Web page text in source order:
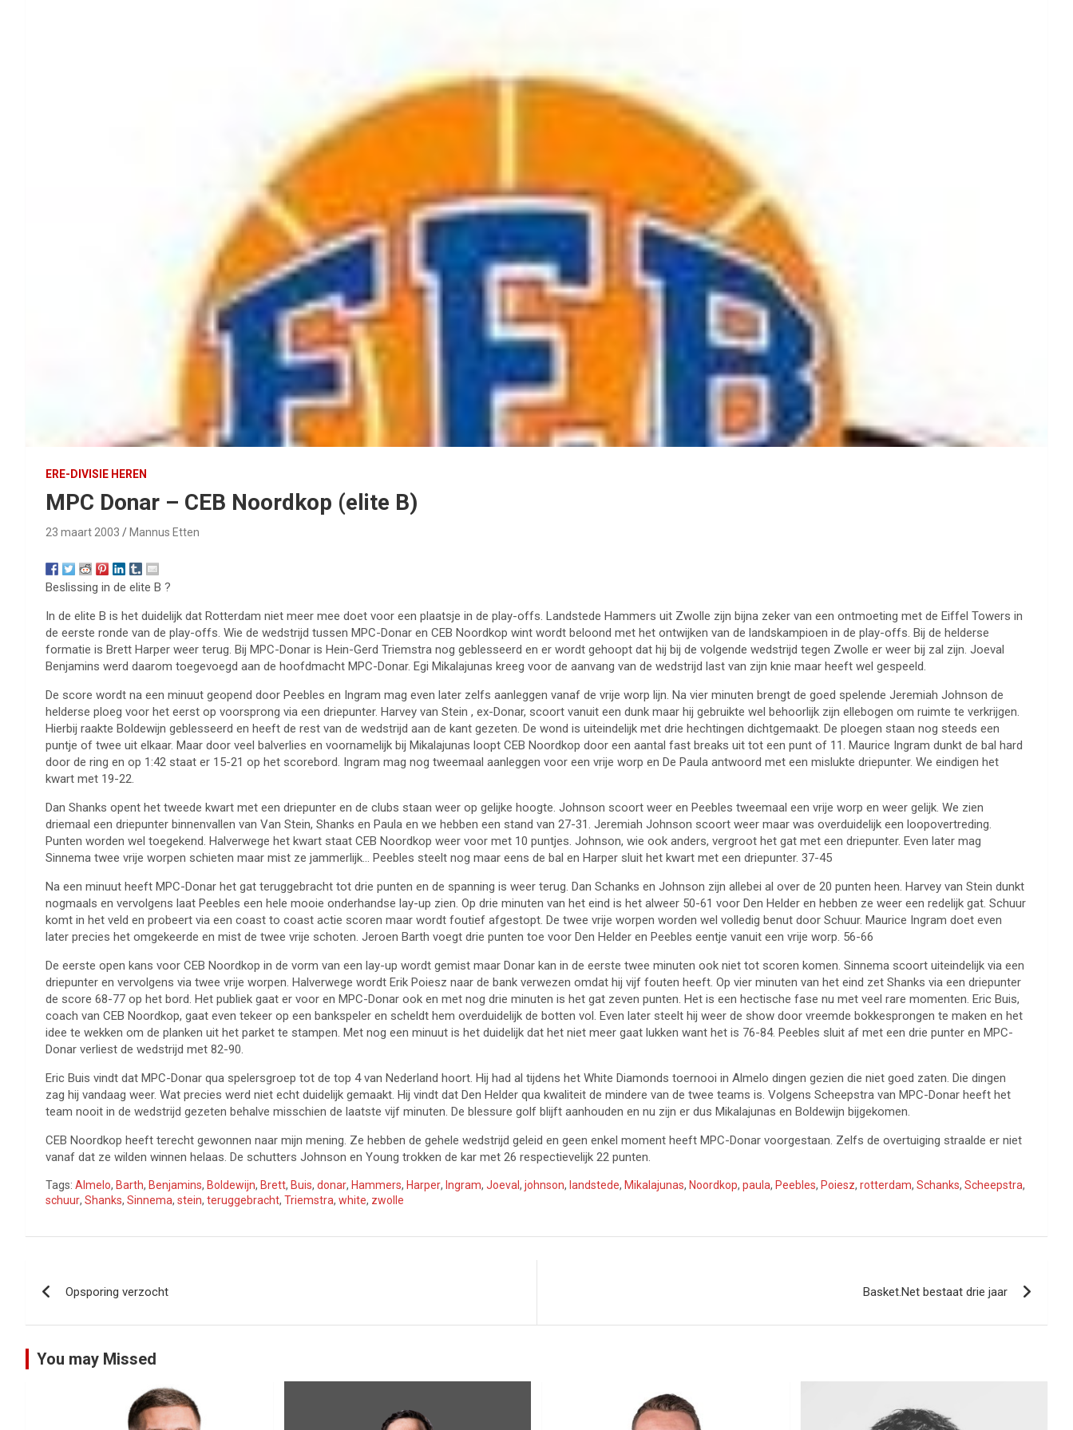
ERE-DIVISIE HEREN
MPC Donar – CEB Noordkop (elite B)
23 maart 2003 Mannus Etten
Beslissing in de elite B ?
In de elite B is het duidelijk dat Rotterdam niet meer mee doet voor een plaatsje in de play-offs. Landstede Hammers uit Zwolle zijn bijna zeker van een ontmoeting met de Eiffel Towers in
de eerste ronde van de play-offs. Wie de wedstrijd tussen MPC-Donar en CEB Noordkop wint wordt beloond met het ontwijken van de landskampioen in de play-offs. Bij de helderse
formatie is Brett Harper weer terug. Bij MPC-Donar is Hein-Gerd Triemstra nog geblesseerd en er wordt gehoopt dat hij bij de volgende wedstrijd tegen Zwolle er weer bij zal zijn. Joeval
Benjamins werd daarom toegevoegd aan de hoofdmacht MPC-Donar. Egi Mikalajunas kreeg voor de aanvang van de wedstrijd last van zijn knie maar heeft wel gespeeld.
De score wordt na een minuut geopend door Peebles en Ingram mag even later zelfs aanleggen vanaf de vrije worp lijn. Na vier minuten brengt de goed spelende Jeremiah Johnson de
helderse ploeg voor het eerst op voorsprong via een driepunter. Harvey van Stein , ex-Donar, scoort vanuit een dunk maar hij gebruikte wel behoorlijk zijn ellebogen om ruimte te verkrijgen.
Hierbij raakte Boldewijn geblesseerd en heeft de rest van de wedstrijd aan de kant gezeten. De wond is uiteindelijk met drie hechtingen dichtgemaakt. De ploegen staan nog steeds een
puntje of twee uit elkaar. Maar door veel balverlies en voornamelijk bij Mikalajunas loopt CEB Noordkop door een aantal fast breaks uit tot een punt of 11. Maurice Ingram dunkt de bal hard
door de ring en op 1:42 staat er 15-21 op het scorebord. Ingram mag nog tweemaal aanleggen voor een vrije worp en De Paula antwoord met een mislukte driepunter. We eindigen het
kwart met 19-22.
Dan Shanks opent het tweede kwart met een driepunter en de clubs staan weer op gelijke hoogte. Johnson scoort weer en Peebles tweemaal een vrije worp en weer gelijk. We zien
driemaal een driepunter binnenvallen van Van Stein, Shanks en Paula en we hebben een stand van 27-31. Jeremiah Johnson scoort weer maar was overduidelijk een loopovertreding.
Punten worden wel toegekend. Halverwege het kwart staat CEB Noordkop weer voor met 10 puntjes. Johnson, wie ook anders, vergroot het gat met een driepunter. Even later mag
Sinnema twee vrije worpen schieten maar mist ze jammerlijk… Peebles steelt nog maar eens de bal en Harper sluit het kwart met een driepunter. 37-45
Na een minuut heeft MPC-Donar het gat teruggebracht tot drie punten en de spanning is weer terug. Dan Schanks en Johnson zijn allebei al over de 20 punten heen. Harvey van Stein dunkt
nogmaals en vervolgens laat Peebles een hele mooie onderhandse lay-up zien. Op drie minuten van het eind is het alweer 50-61 voor Den Helder en hebben ze weer een redelijk gat. Schuur
komt in het veld en probeert via een coast to coast actie scoren maar wordt foutief afgestopt. De twee vrije worpen worden wel volledig benut door Schuur. Maurice Ingram doet even
later precies het omgekeerde en mist de twee vrije schoten. Jeroen Barth voegt drie punten toe voor Den Helder en Peebles eentje vanuit een vrije worp. 56-66
De eerste open kans voor CEB Noordkop in de vorm van een lay-up wordt gemist maar Donar kan in de eerste twee minuten ook niet tot scoren komen. Sinnema scoort uiteindelijk via een
driepunter en vervolgens via twee vrije worpen. Halverwege wordt Erik Poiesz naar de bank verwezen omdat hij vijf fouten heeft. Op vier minuten van het eind zet Shanks via een driepunter
de score 68-77 op het bord. Het publiek gaat er voor en MPC-Donar ook en met nog drie minuten is het gat zeven punten. Het is een hectische fase nu met veel rare momenten. Eric Buis,
coach van CEB Noordkop, gaat even tekeer op een bankspeler en scheldt hem overduidelijk de botten vol. Even later steelt hij weer de show door vreemde bokkesprongen te maken en het
idee te wekken om de planken uit het parket te stampen. Met nog een minuut is het duidelijk dat het niet meer gaat lukken want het is 76-84. Peebles sluit af met een drie punter en MPC-
Donar verliest de wedstrijd met 82-90.
Eric Buis vindt dat MPC-Donar qua spelersgroep tot de top 4 van Nederland hoort. Hij had al tijdens het White Diamonds toernooi in Almelo dingen gezien die niet goed zaten. Die dingen
zag hij vandaag weer. Wat precies werd niet echt duidelijk gemaakt. Hij vindt dat Den Helder qua kwaliteit de mindere van de twee teams is. Volgens Scheepstra van MPC-Donar heeft het
team nooit in de wedstrijd gezeten behalve misschien de laatste vijf minuten. De blessure golf blijft aanhouden en nu zijn er dus Mikalajunas en Boldewijn bijgekomen.
CEB Noordkop heeft terecht gewonnen naar mijn mening. Ze hebben de gehele wedstrijd geleid en geen enkel moment heeft MPC-Donar voorgestaan. Zelfs de overtuiging straalde er niet
vanaf dat ze wilden winnen helaas. De schutters Johnson en Young trokken de kar met 26 respectievelijk 22 punten.
Tags: Almelo, Barth, Benjamins, Boldewijn, Brett, Buis, donar, Hammers, Harper, Ingram, Joeval , johnson, landstede, Mikalajunas, Noordkop, paula, Peebles, Poiesz, rotterdam, Schanks, Scheepstra,
schuur, Shanks, Sinnema, stein, teruggebracht, Triemstra, white, zwolle
navigatie
Opsporing verzocht Basket.Net bestaat drie jaar
You may Missed